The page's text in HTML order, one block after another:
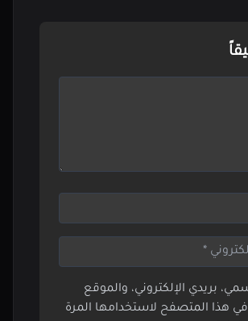
بريدي الإلكتروني، والموقع
في هذا المتصفح لاستخدامها المرة